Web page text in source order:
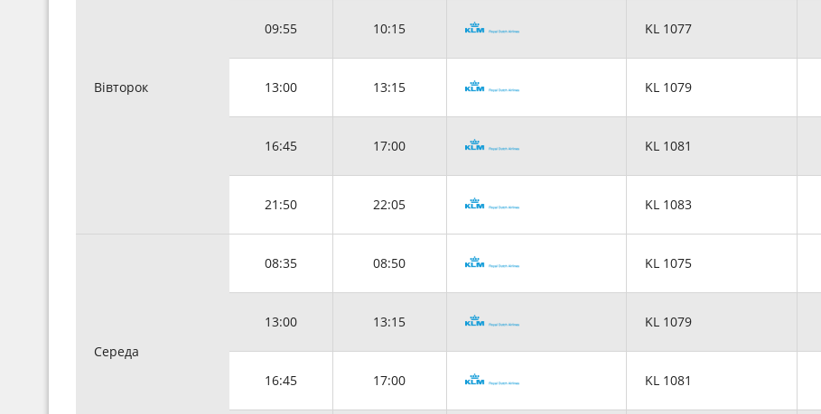
Вівторок
09:55 10:15 KL 1077
13:00 13:15 KL 1079
16:45 17:00 KL 1081
21:50 22:05 KL 1083
Середа
08:35 08:50 KL 1075
13:00 13:15 KL 1079
16:45 17:00 KL 1081